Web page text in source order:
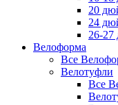
20
24
26-27
Велоформа
Все
Велотуфли
Все